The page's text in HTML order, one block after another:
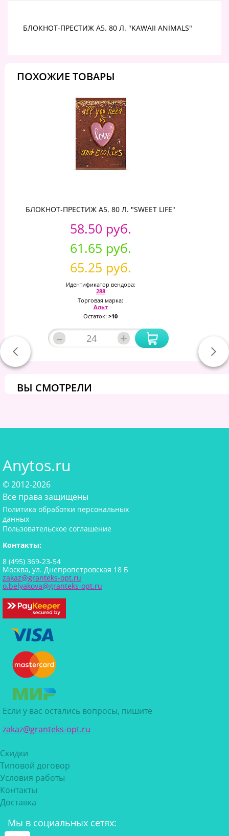
БЛОКНОТ-ПРЕСТИЖ А5. 80 Л. "KAWAII ANIMALS"
ПОХОЖИЕ ТОВАРЫ
БЛОКНОТ-ПРЕСТИЖ А5. 80 Л. "SWEET LIFE"
58.50 руб.
61.65 руб.
65.25 руб.
Идентификатор вендора:
288
Торговая марка:
Альт
Остаток: >10
– +
ВЫ СМОТРЕЛИ
Anytos.ru
© 2012-2026
Все права защищены
Политика обработки персональных
данных
Пользовательское соглашение
Контакты:
8 (495) 369-23-54
Москва, ул. Днепропетровская 18 Б
zakaz@granteks-opt.ru
o.belyakova@granteks-opt.ru
Если у вас остались вопросы, пишите
zakaz@granteks-opt.ru
Скидки
Типовой договор
Условия работы
Контакты
Доставка
Мы в социальных сетях: